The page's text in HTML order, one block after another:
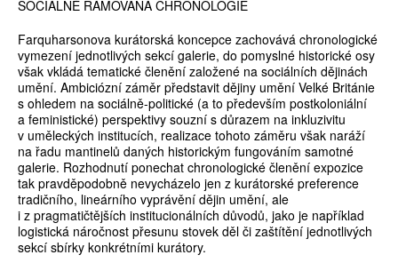
SOCIÁLNĚ RÁMOVANÁ CHRONOLOGIE
Farquharsonova kurátorská koncepce zachovává chronologické
vymezení jednotlivých sekcí galerie, do pomyslné historické osy
však vkládá tematické členění založené na sociálních dějinách
umění. Ambiciózní záměr představit dějiny umění Velké Británie
s ohledem na sociálně-politické (a to především postkoloniální
a feministické) perspektivy souzní s důrazem na inkluzivitu
v uměleckých institucích, realizace tohoto záměru však naráží
na řadu mantinelů daných historickým fungováním samotné
galerie. Rozhodnutí ponechat chronologické členění expozice
tak pravděpodobně nevycházelo jen z kurátorské preference
tradičního, lineárního vyprávění dějin umění, ale
i z pragmatičtějších institucionálních důvodů, jako je například
logistická náročnost přesunu stovek děl či zaštítění jednotlivých
sekcí sbírky konkrétními kurátory.